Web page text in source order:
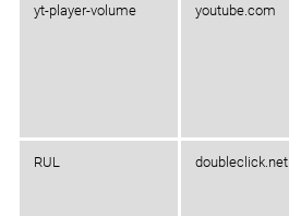
yt-player-volume youtube.com
RUL doubleclick.net